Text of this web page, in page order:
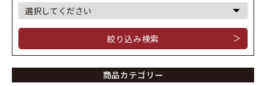
＞
商品カテゴリー